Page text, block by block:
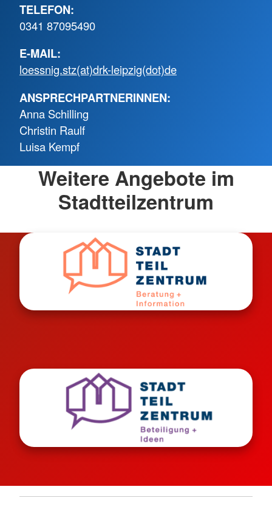
TELEFON:
0341 87095490
E-MAIL:
loessnig.stz(at)drk-leipzig(dot)de
ANSPRECHPARTNERINNEN:
Anna Schilling
Christin Raulf
Luisa Kempf
Weitere Angebote im
Stadtteilzentrum